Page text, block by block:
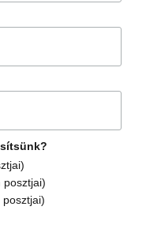
posztjai)